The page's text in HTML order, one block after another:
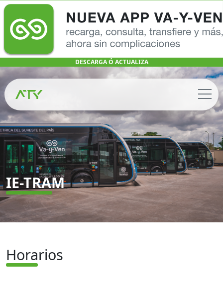
DESCARGA Ó ACTUALIZA
IE-TRAM
Horarios